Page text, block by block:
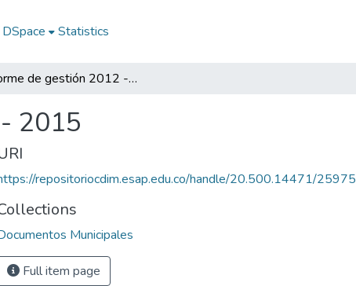
Statistics
Informe de gestión 2012 - 2015
2015
repositoriocdim.esap.edu.co/handle/20.500.14471/25975
Municipales
Full item page